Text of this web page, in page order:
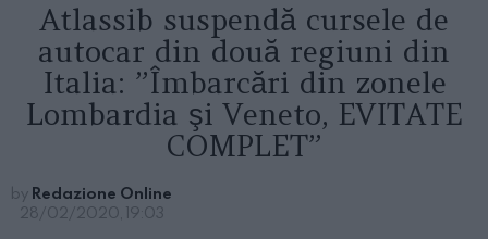
Atlassib suspendă cursele de
autocar din două regiuni din
Italia: ”Îmbarcări din zonele
Lombardia şi Veneto, EVITATE
COMPLET”
by Redazione Online
28/02/2020, 19:03